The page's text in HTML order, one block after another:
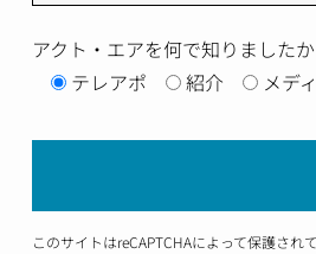
アクト・エアを何で知りましたか
テレアポ
紹介 メデ
このサイトはreCAPTCHAによって保護され